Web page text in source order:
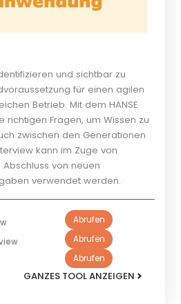
und sichtbar zu
für einen agilen
Betrieb. Mit dem HANSE
richtigen Fragen, um Wissen zu
zwischen den Generationen
kann im Zuge von
von neuen
verwendet werden.
Abrufen
Abrufen
Abrufen
GANZES TOOL ANZEIGEN